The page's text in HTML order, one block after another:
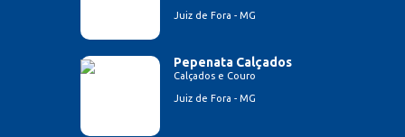
Juiz de Fora - MG
Pepenata Calçados
Calçados e Couro
Juiz de Fora - MG